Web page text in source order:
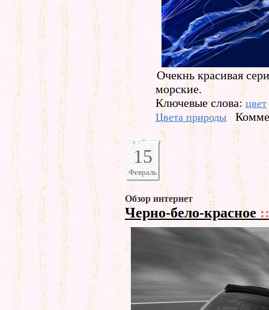
Очекнь красивая
морские.
Ключевые слова: цвет
Цвета природы
15
Февраль
Обзор интернет
Черно-бело-красное ::